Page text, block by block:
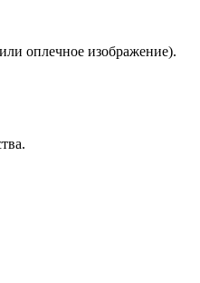
оплечное изображение).